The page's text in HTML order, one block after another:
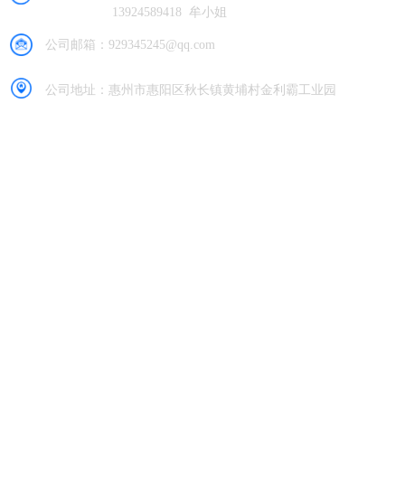
公司地址：惠州市惠阳区秋长镇黄埔村金利霸工业园
公司邮箱：929345245@qq.com
13924589418 牟小姐